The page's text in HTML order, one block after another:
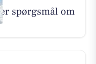
spørgsmål om